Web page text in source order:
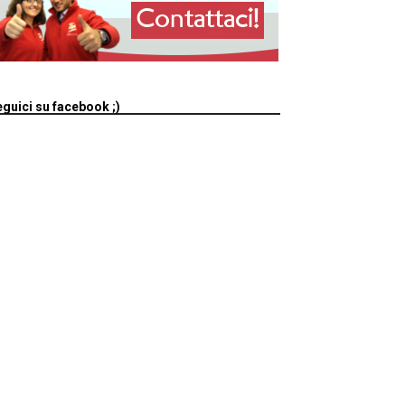
su facebook ;)